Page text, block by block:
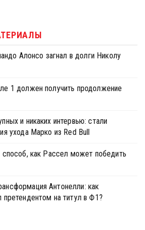
Алонсо загнал в долги Николу
1 должен получить продолжение
и никаких интервью: стали
ухода Марко из Red Bull
способ, как Рассел может победить
Антонелли: как
претендентом на титул в Ф1?